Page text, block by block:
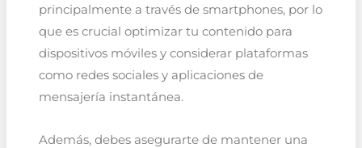
principalmente a través de smartphones, por lo
que es crucial optimizar tu contenido para
dispositivos móviles y considerar plataformas
como redes sociales y aplicaciones de
mensajería instantánea.
Además, debes asegurarte de mantener una